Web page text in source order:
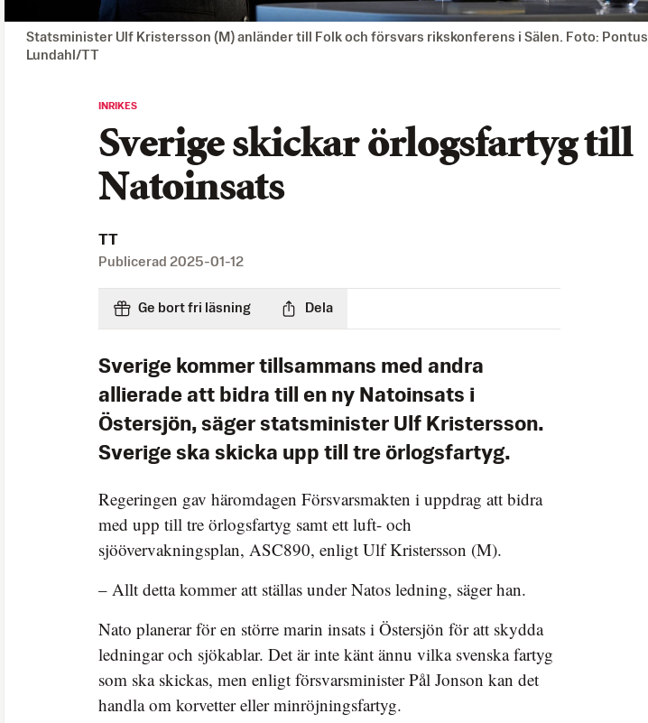
Statsminister Ulf Kristersson (M) anländer till Folk och försvars rikskonferens i Sälen. Foto: Pontus
Lundahl/TT
INRIKES
Sverige skickar örlogsfartyg till
Natoinsats
TT
Publicerad 2025-01-12
Ge bort fri läsning Dela
Sverige kommer tillsammans med andra
allierade att bidra till en ny Natoinsats i
Östersjön, säger statsminister Ulf Kristersson.
Sverige ska skicka upp till tre örlogsfartyg.
Regeringen gav häromdagen Försvarsmakten i uppdrag att bidra
med upp till tre örlogsfartyg samt ett luft- och
sjöövervakningsplan, ASC890, enligt Ulf Kristersson (M).
– Allt detta kommer att ställas under Natos ledning, säger han.
Nato planerar för en större marin insats i Östersjön för att skydda
ledningar och sjökablar. Det är inte känt ännu vilka svenska fartyg
som ska skickas, men enligt försvarsminister Pål Jonson kan det
handla om korvetter eller minröjningsfartyg.